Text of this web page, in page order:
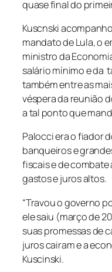
quase final do
Kuscnski
mandato de Lula, o
ministro da
salário mínimo e da
também entre as
véspera da reunião
a tal ponto que
Palocci era o fiador
banqueiros e
fiscais e de
gastos e juros altos.
“Travou o governo
ele saiu (março de
suas promessas de
juros cairam e a
Kuscinski.